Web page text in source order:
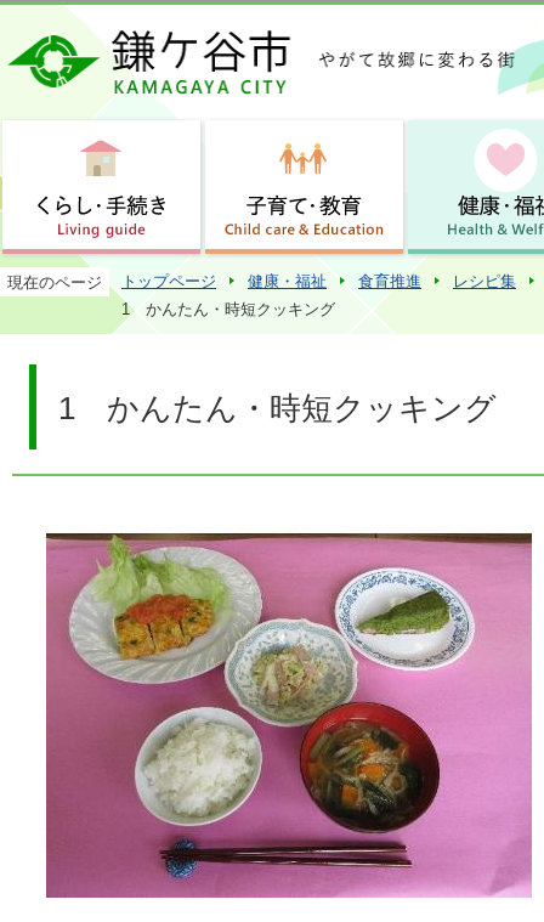
この
現在のページ トップページ 健康・福祉 食育推進
レシピ集
1 かんたん・時短クッキング
1 かんたん・時短クッキング